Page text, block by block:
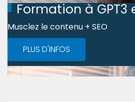
Formation à GPT3
Musclez le contenu + SEO
PLUS D'INFOS